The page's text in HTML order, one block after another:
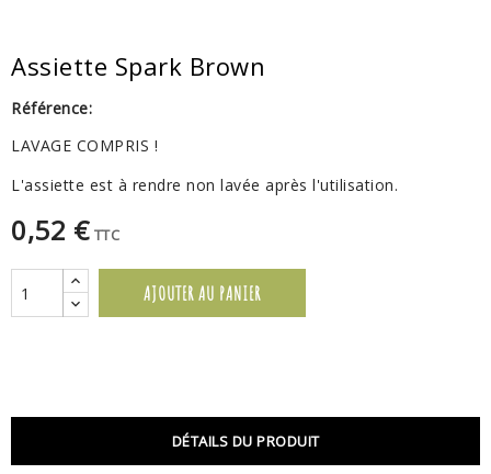
Assiette Spark Brown
Référence:
LAVAGE COMPRIS !
L'assiette est à rendre non lavée après l'utilisation.
0,52 € TTC
AJOUTER AU PANIER
DÉTAILS DU PRODUIT